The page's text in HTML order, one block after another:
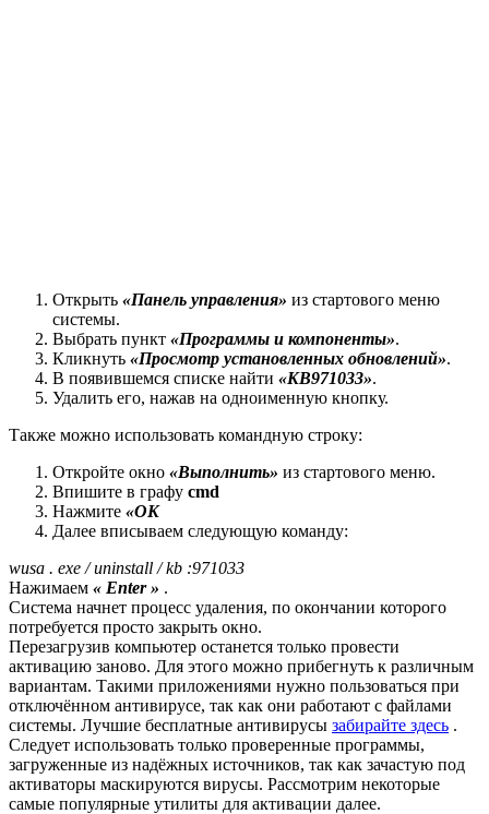
Открыть «Панель управления» из стартового меню
системы.
Выбрать пункт «Программы и компоненты».
Кликнуть «Просмотр установленных обновлений».
В появившемся списке найти «KB971033».
Удалить его, нажав на одноименную кнопку.
Также можно использовать командную строку:
Откройте окно «Выполнить» из стартового меню.
Впишите в графу cmd
Нажмите «OK
Далее вписываем следующую команду:
wusa . exe / uninstall / kb :971033
Нажимаем « Enter » .
Система начнет процесс удаления, по окончании которого
потребуется просто закрыть окно.
Перезагрузив компьютер останется только провести
активацию заново. Для этого можно прибегнуть к различным
вариантам. Такими приложениями нужно пользоваться при
отключённом антивирусе, так как они работают с файлами
системы. Лучшие бесплатные антивирусы забирайте здесь .
Следует использовать только проверенные программы,
загруженные из надёжных источников, так как зачастую под
активаторы маскируются вирусы. Рассмотрим некоторые
самые популярные утилиты для активации далее.